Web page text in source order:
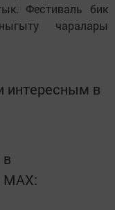
Фестиваль бик
чаралары
интересным в
MАХ: